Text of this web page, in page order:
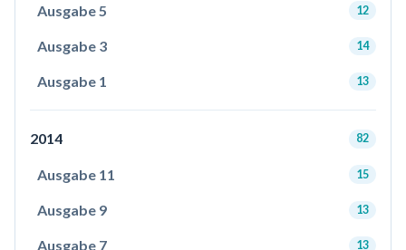
Ausgabe 5 12
Ausgabe 3 14
Ausgabe 1 13
2014 82
Ausgabe 11 15
Ausgabe 9 13
Ausgabe 7 13